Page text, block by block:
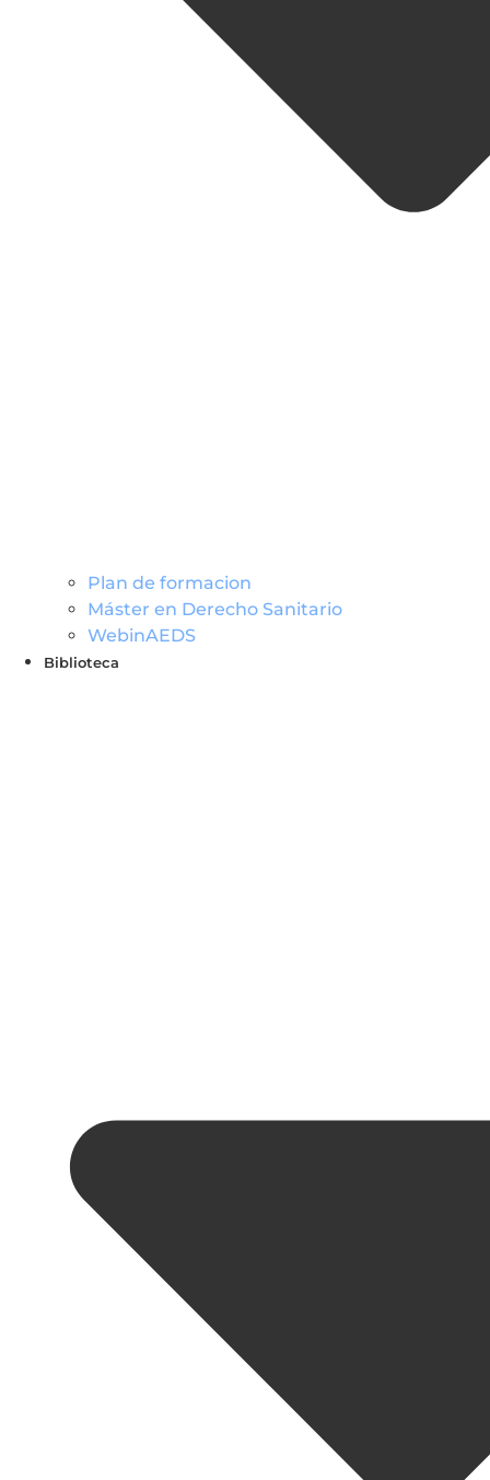
Plan de formacion
Máster en Derecho Sanitario
WebinAEDS
Biblioteca